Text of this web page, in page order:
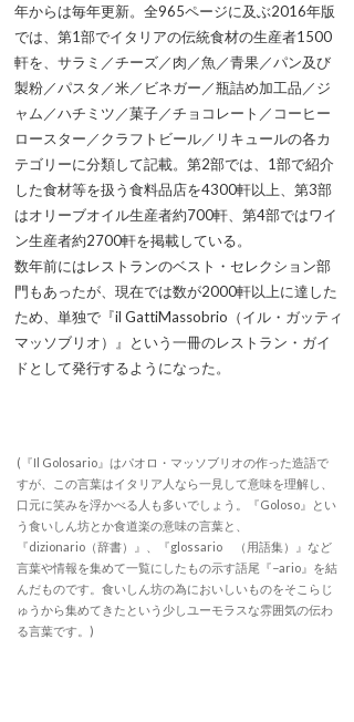
年からは毎年更新。全965ページに及ぶ2016年版
では、第1部でイタリアの伝統食材の生産者1500
軒を、サラミ／チーズ／肉／魚／青果／パン及び
製粉／パスタ／米／ビネガー／瓶詰め加工品／ジ
ャム／ハチミツ／菓子／チョコレート／コーヒー
ロースター／クラフトビール／リキュールの各カ
テゴリーに分類して記載。第2部では、1部で紹介
した食材等を扱う食料品店を4300軒以上、第3部
はオリーブオイル生産者約700軒、第4部ではワイ
ン生産者約2700軒を掲載している。
数年前にはレストランのベスト・セレクション部
門もあったが、現在では数が2000軒以上に達した
ため、単独で『il GattiMassobrio（イル・ガッティ
マッソブリオ）』という一冊のレストラン・ガイ
ドとして発行するようになった。
(『Il Golosario』はパオロ・マッソブリオの作った造語で
すが、この言葉はイタリア人なら一見して意味を理解し、
口元に笑みを浮かべる人も多いでしょう。『Goloso』とい
う食いしん坊とか食道楽の意味の言葉と、
『dizionario（辞書）』、『glossario （用語集）』など
言葉や情報を集めて一覧にしたもの示す語尾『−ario』を結
んだものです。食いしん坊の為においしいものをそこらじ
ゅうから集めてきたという少しユーモラスな雰囲気の伝わ
る言葉です。)